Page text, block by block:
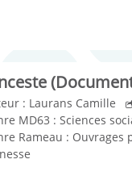
: Laurans Camille
MD63 : Sciences
Rameau : Ouvrages